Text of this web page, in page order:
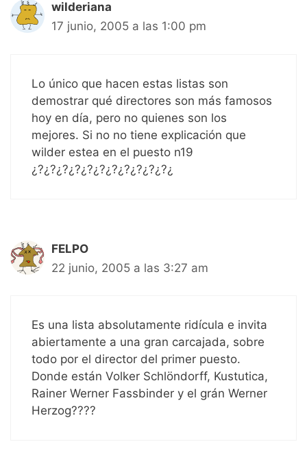
wilderiana
17 junio, 2005 a las 1:00 pm
Lo único que hacen estas listas son
demostrar qué directores son más famosos
hoy en día, pero no quienes son los
mejores. Si no no tiene explicación que
wilder estea en el puesto n19
¿?¿?¿?¿?¿?¿?¿?¿?¿?¿?¿?¿
FELPO
22 junio, 2005 a las 3:27 am
Es una lista absolutamente ridícula e invita
abiertamente a una gran carcajada, sobre
todo por el director del primer puesto.
Donde están Volker Schlöndorff, Kustutica,
Rainer Werner Fassbinder y el grán Werner
Herzog????